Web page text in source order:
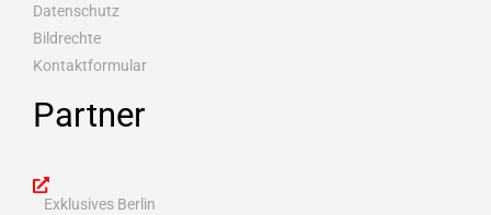
Datenschutz
Bildrechte
Kontaktformular
Partner
Exklusives Berlin